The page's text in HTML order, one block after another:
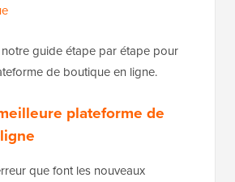
guide étape par étape pour
de boutique en ligne.
plateforme de
que font les nouveaux